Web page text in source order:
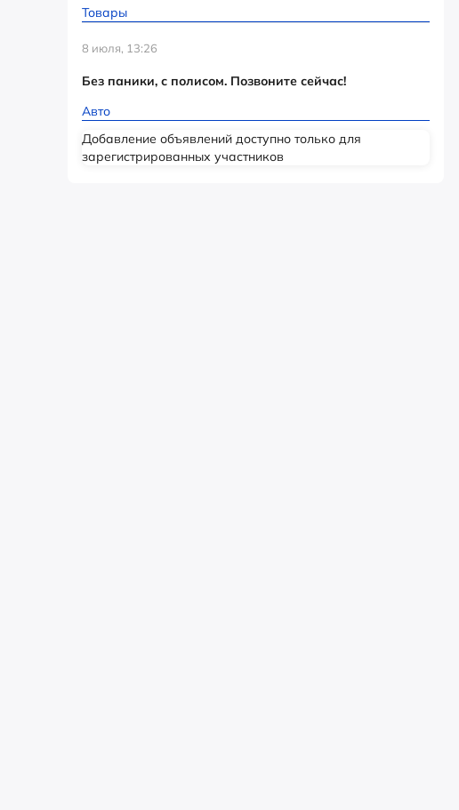
Товары
8 июля, 13:26
Без паники, с полисом. Позвоните сейчас!
Авто
Добавление объявлений доступно только для
зарегистрированных участников